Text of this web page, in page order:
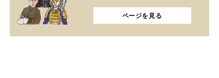
ページを見る